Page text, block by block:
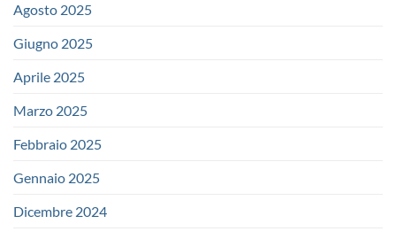
Agosto 2025
Giugno 2025
Aprile 2025
Marzo 2025
Febbraio 2025
Gennaio 2025
Dicembre 2024